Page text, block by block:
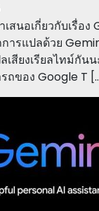
สนอเกี่ยวกับเรื่อ
ารแปลด้วย
เสียงเรียลไทม์กัน
ถของ Google T